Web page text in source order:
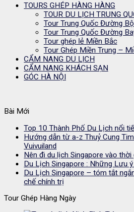
TOURS GHÉP HÀNG HÀNG
TOUR DU LỊCH TRUNG
Tour Trung Quốc Đường Bộ
Tour Trung Quốc Đường
Tour ghép lẻ Miền Bắc
Tour Ghép Miền Trung –
CẨM NANG DU LỊCH
CẨM NANG KHÁCH SẠN
GÓC HÀ NỘI
Bài Mới
Top 10 Thành Phố Du Lịch nổi
Hướng dẫn từ a-z Thuỷ Cung
Vuivuiland
Nên đi du lịch Singapore vào
Du Lịch Singapore : Những Lưu
Du Lịch Singapore – tóm tắt
chế chính trị
Tour Ghép Hàng Ngày